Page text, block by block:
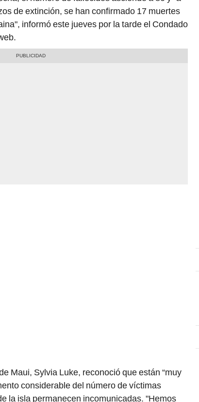
de extinción, se han confirmado 17 muertes
informó este jueves por la tarde el Condado
Maui, Sylvia Luke, reconoció que están “muy
considerable del número de víctimas
la isla permanecen incomunicadas. "Hemos